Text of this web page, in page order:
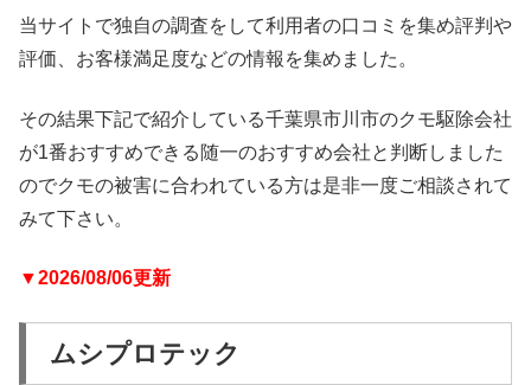
当サイトで独自の調査をして利用者の口コミを集め評判や
評価、お客様満足度などの情報を集めました。
その結果下記で紹介している千葉県市川市のクモ駆除会社
が1番おすすめできる随一のおすすめ会社と判断しました
のでクモの被害に合われている方は是非一度ご相談されて
みて下さい。
▼2026/08/06更新
ムシプロテック